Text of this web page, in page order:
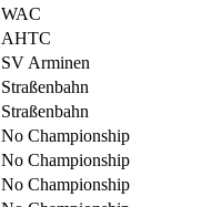
WAC
AHTC
SV Arminen
Straßenbahn
Straßenbahn
No Championship
No Championship
No Championship